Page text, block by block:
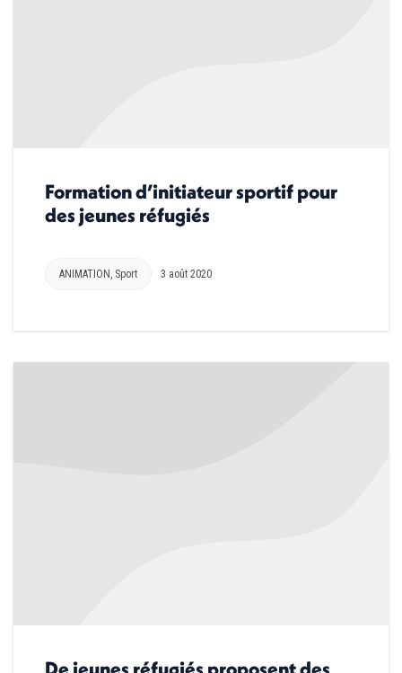
Formation d’initiateur sportif pour
des jeunes réfugiés
ANIMATION , Sport 3 août 2020